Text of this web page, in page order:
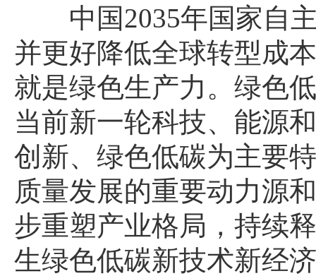
中国2035年国家自
并更好降低全球转型成
就是绿色生产力。绿色
当前新一轮科技、能源
创新、绿色低碳为主要
质量发展的重要动力源
步重塑产业格局，持续
生绿色低碳新技术新经